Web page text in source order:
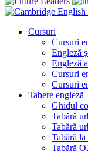
Cursuri
Cursuri
Engleză
Engleză
Cursuri
Cursuri
Tabere engleză
Ghidul
Tabără
Tabără
Tabără
Tabără